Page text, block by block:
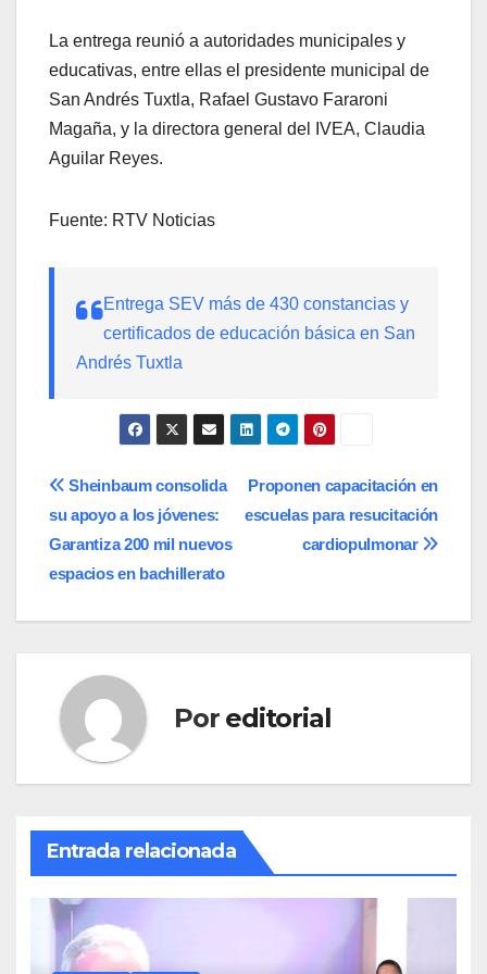
La entrega reunió a autoridades municipales y
educativas, entre ellas el presidente municipal de
San Andrés Tuxtla, Rafael Gustavo Fararoni
Magaña, y la directora general del IVEA, Claudia
Aguilar Reyes.
Fuente: RTV Noticias
Entrega SEV más de 430 constancias y
certificados de educación básica en San
Andrés Tuxtla
Navegación
de
entradas
Proponen capacitación en
escuelas para resucitación
cardiopulmonar
Sheinbaum consolida
su apoyo a los jóvenes:
Garantiza 200 mil nuevos
espacios en bachillerato
Por editorial
Entrada relacionada